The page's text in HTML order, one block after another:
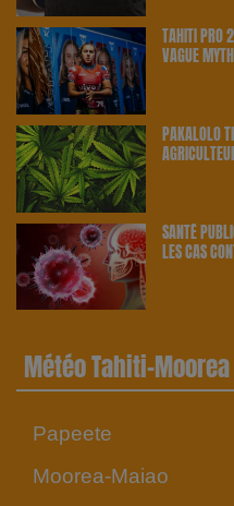
TAHITI PRO
VAGUE
PAKALOLO
SANTÉ
LES CAS
Météo Tahiti-Moorea
Papeete
Moorea-Maiao